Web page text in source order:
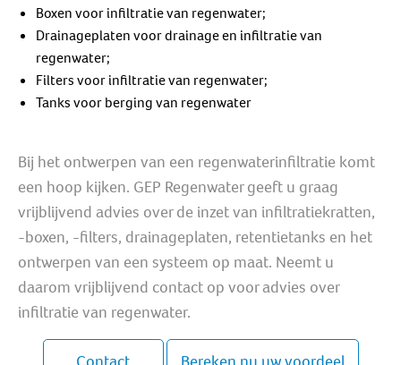
Boxen voor infiltratie van regenwater;
Drainageplaten voor drainage en infiltratie van
regenwater;
Filters voor infiltratie van regenwater;
Tanks voor berging van regenwater
Bij het ontwerpen van een regenwaterinfiltratie komt
een hoop kijken. GEP Regenwater geeft u graag
vrijblijvend advies over de inzet van infiltratiekratten,
-boxen, -filters, drainageplaten, retentietanks en het
ontwerpen van een systeem op maat. Neemt u
daarom vrijblijvend contact op voor advies over
infiltratie van regenwater.